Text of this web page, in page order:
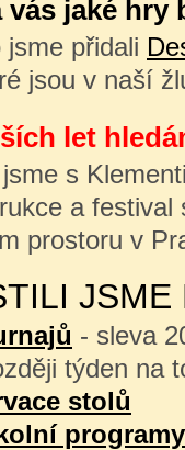
vás jaké hry
jsme přidali
jsou v naší
let
s
a
prostoru v
- sleva
týden na
stolů